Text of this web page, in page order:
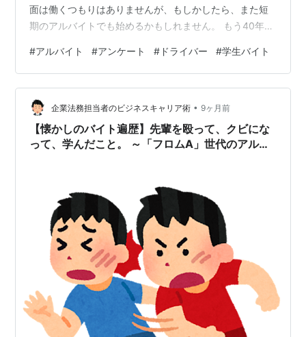
面は働くつもりはありませんが、もしかしたら、また短
期のアルバイトでも始めるかもしれません。 もう40年も
後半はアルバイトを中心に日々の生活が回っており、そ
の合間に学校に行ってるような学生でした。 スーパーの
店員、土方、交通量調査、などいろいろな種類のアルバ
イトはしましたが、地方都市だったので、田舎ならでは
という仕事が特に記憶に残っています。 一番長く働いた
のが、小さな土木コンサルみたいな事務所…
#アルバイト #アンケート # ドライバー #学生バイト
企業法務担当者のビジネスキャリア術 • 9ヶ月前
【懐かしのバイト遍歴】先輩を殴って、クビにな
って、学んだこと。 ～「フロムA」世代のアルバ